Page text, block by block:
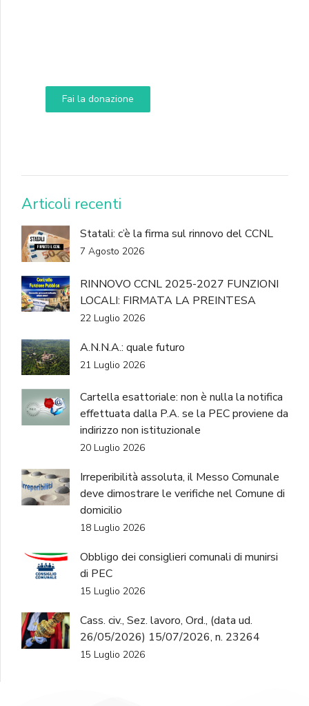
Fai la donazione
DONA
Articoli recenti
Statali: c’è la firma sul rinnovo del CCNL
7 Agosto 2026
RINNOVO CCNL 2025-2027 FUNZIONI
LOCALI: FIRMATA LA PREINTESA
22 Luglio 2026
A.N.N.A.: quale futuro
21 Luglio 2026
Cartella esattoriale: non è nulla la notifica
effettuata dalla P.A. se la PEC proviene da
indirizzo non istituzionale
20 Luglio 2026
Irreperibilità assoluta, il Messo Comunale
deve dimostrare le verifiche nel Comune di
domicilio
18 Luglio 2026
Obbligo dei consiglieri comunali di munirsi
di PEC
15 Luglio 2026
Cass. civ., Sez. lavoro, Ord., (data ud.
26/05/2026) 15/07/2026, n. 23264
15 Luglio 2026